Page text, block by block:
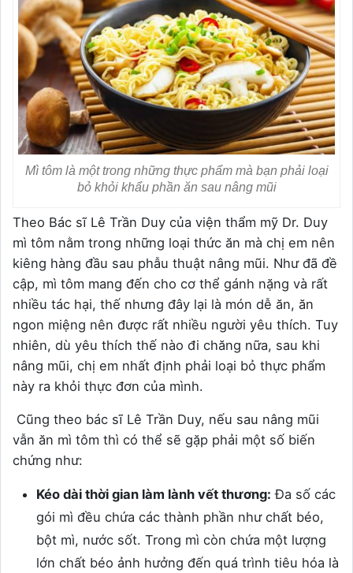
Mì tôm là một trong những thực phẩm mà bạn phải loại
bỏ khỏi khẩu phần ăn sau nâng mũi
Theo Bác sĩ Lê Trần Duy của viện thẩm mỹ Dr. Duy
mì tôm nằm trong những loại thức ăn mà chị em nên
kiêng hàng đầu sau phẫu thuật nâng mũi. Như đã đề
cập, mì tôm mang đến cho cơ thể gánh nặng và rất
nhiều tác hại, thế nhưng đây lại là món dễ ăn, ăn
ngon miệng nên được rất nhiều người yêu thích. Tuy
nhiên, dù yêu thích thế nào đi chăng nữa, sau khi
nâng mũi, chị em nhất định phải loại bỏ thực phẩm
này ra khỏi thực đơn của mình.
Cũng theo bác sĩ Lê Trần Duy, nếu sau nâng mũi
vẫn ăn mì tôm thì có thể sẽ gặp phải một số biến
chứng như:
Kéo dài thời gian làm lành vết thương: Đa số các
gói mì đều chứa các thành phần như chất béo,
bột mì, nước sốt. Trong mì còn chứa một lượng
lớn chất béo ảnh hưởng đến quá trình tiêu hóa là